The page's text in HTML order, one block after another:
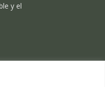
y el